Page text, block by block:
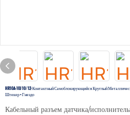
HR10A-10J 10/12-Контактный Самоблокирующийся Круглый
Штекер + Гнездо
Кабельный разъем датчика/